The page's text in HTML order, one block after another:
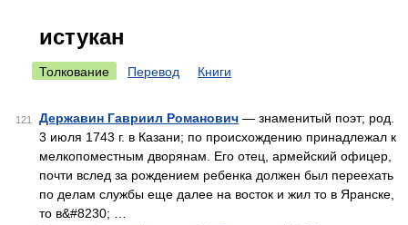
истукан
Толкование Перевод Книги
121 Державин Гавриил Романович — знаменитый поэт; род.
3 июля 1743 г. в Казани; по происхождению принадлежал к
мелкопоместным дворянам. Его отец, армейский офицер,
почти вслед за рождением ребенка должен был переехать
по делам службы еще далее на восток и жил то в Яранске,
то в&#8230; …